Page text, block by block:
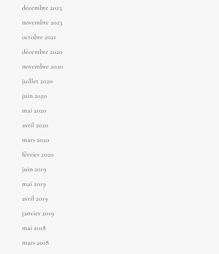
décembre 2023
novembre 2023
octobre 2021
décembre 2020
novembre 2020
juillet 2020
juin 2020
mai 2020
avril 2020
mars 2020
février 2020
juin 2019
mai 2019
avril 2019
janvier 2019
mai 2018
mars 2018